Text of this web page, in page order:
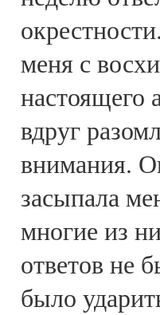
меня с
настоящего
вдруг
внимания.
засыпала
многие из
ответов не
было